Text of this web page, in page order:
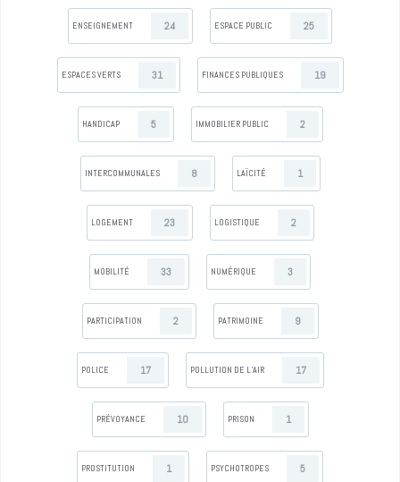
ENSEIGNEMENT 24 ESPACE PUBLIC 25
ESPACES VERTS 31 FINANCES PUBLIQUES 19
HANDICAP 5 IMMOBILIER PUBLIC 2
INTERCOMMUNALES 8 LAÏCITÉ 1
LOGEMENT 23 LOGISTIQUE 2
MOBILITÉ 33 NUMÉRIQUE 3
PARTICIPATION 2 PATRIMOINE 9
POLICE 17 POLLUTION DE L’AIR 17
PRÉVOYANCE 10 PRISON 1
PROSTITUTION 1 PSYCHOTROPES 5